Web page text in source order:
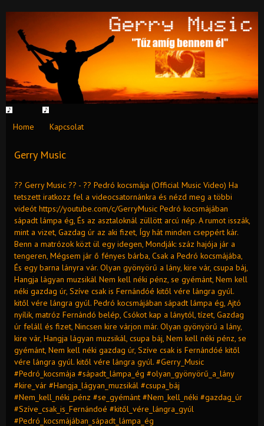
Home Kapcsolat
Gerry Music
?? Gerry Music ?? - ?? Pedró kocsmája (Official Music Video) Ha
tetszett iratkozz fel a videocsatornánkra és nézd meg a többi
videót https://youtube.com/c/GerryMusic Pedró kocsmájában
sápadt lámpa ég, És az asztaloknál züllött arcú nép. A rumot isszák,
mint a vizet, Gazdag úr az aki fizet, Így hát minden cseppért kár.
Benn a matrózok közt ül egy idegen, Mondják: száz hajója jár a
tengeren, Mégsem jár ő fényes bárba, Csak a Pedró kocsmájába,
És egy barna lányra vár. Olyan gyönyörű a lány, kire vár, csupa báj,
Hangja lágyan muzsikál Nem kell néki pénz, se gyémánt, Nem kell
néki gazdag úr, Szíve csak is Fernándóé kitől vére lángra gyúl.
kitől vére lángra gyúl. Pedró kocsmájában sápadt lámpa ég, Ajtó
nyílik, matróz Fernándó belép, Csókot kap a lánytól, tízet, Gazdag
úr feláll és fizet, Nincsen kire várjon már. Olyan gyönyörű a lány,
kire vár, Hangja lágyan muzsikál, csupa báj, Nem kell néki pénz, se
gyémánt, Nem kell néki gazdag úr, Szíve csak is Fernándóé kitől
vére lángra gyúl. kitől vére lángra gyúl. #Gerry_Music
#Pedró_kocsmája #sápadt_lámpa_ég #olyan_gyönyörű_a_lány
#kire_vár #Hangja_lágyan_muzsikál #csupa_báj
#Nem_kell_néki_pénz #se_gyémánt #Nem_kell_néki #gazdag_úr
#Szíve_csak_is_Fernándoé #kitől_vére_lángra_gyúl
#Pedró_kocsmájában_sápadt_lámpa_ég